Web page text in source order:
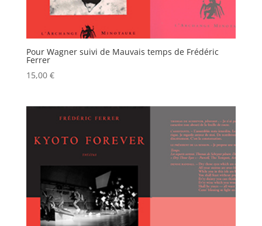
Pour Wagner suivi de Mauvais temps de Frédéric
Ferrer
15,00 €